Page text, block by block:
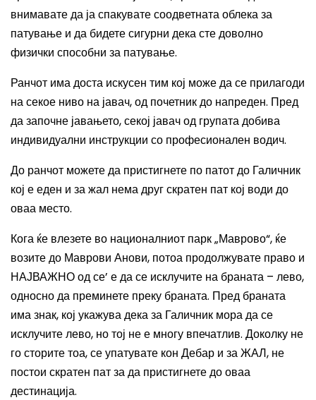
внимавате да ја спакувате соодветната облека за
патување и да бидете сигурни дека сте доволно
физички способни за патување.
Ранчот има доста искусен тим кој може да се прилагоди
на секое ниво на јавач, од почетник до напреден. Пред
да започне јавањето, секој јавач од групата добива
индивидуални инструкции со професионален водич.
До ранчот можете да пристигнете по патот до Галичник
кој е еден и за жал нема друг скратен пат кој води до
оваа место.
Кога ќе влезете во националниот парк „Маврово“, ќе
возите до Маврови Анови, потоа продолжувате право и
НАЈВАЖНО од се’ е да се исклучите на браната – лево,
односно да преминете преку браната. Пред браната
има знак, кој укажува дека за Галичник мора да се
исклучите лево, но тој не е многу впечатлив. Доколку не
го сторите тоа, се упатувате кон Дебар и за ЖАЛ, не
постои скратен пат за да пристигнете до оваа
дестинација.